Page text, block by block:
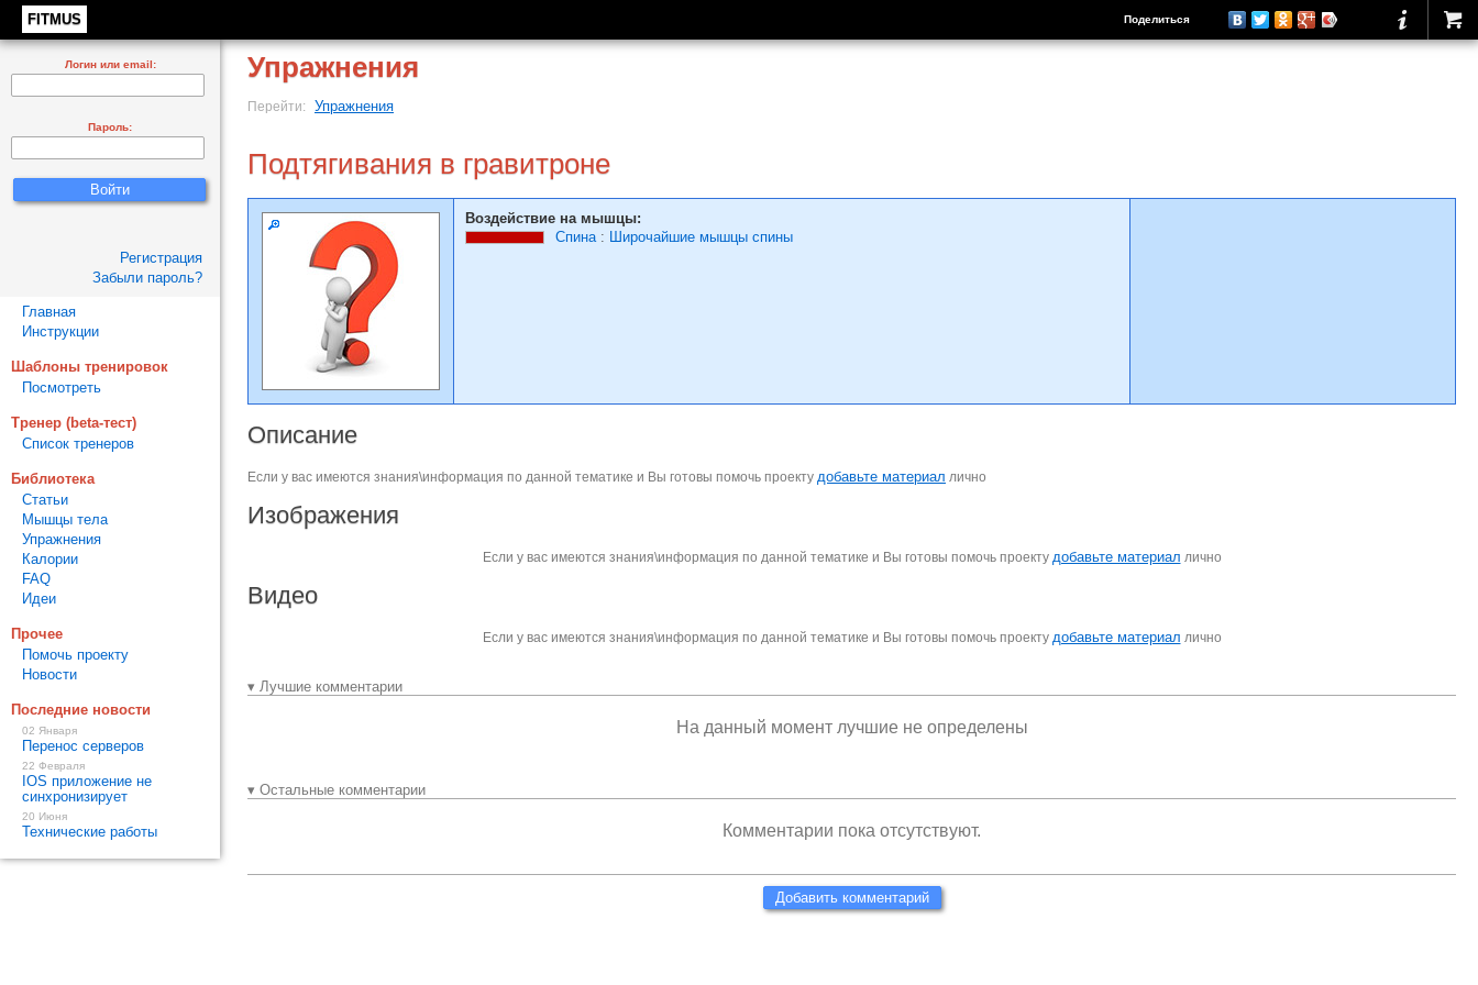
FITMUS Поделиться
Упражнения
Перейти: Упражнения
Подтягивания в гравитроне
Воздействие на мышцы:
Спина: Широчайшие мышцы спины
Описание
Если у вас имеются знания\информация по данной тематике и Вы готовы помочь проекту добавьте материал лично
Изображения
Если у вас имеются знания\информация по данной тематике и Вы готовы помочь проекту добавьте материал лично
Видео
Если у вас имеются знания\информация по данной тематике и Вы готовы помочь проекту добавьте материал лично
▾ Лучшие комментарии
На данный момент лучшие не определены
▾ Остальные комментарии
Комментарии пока отсутствуют.
Добавить комментарий
Логин или email:
Пароль:
Регистрация
Забыли пароль?
Главная
Инструкции
Шаблоны тренировок
Посмотреть
Тренер (beta-тест)
Список тренеров
Библиотека
Статьи
Мышцы тела
Упражнения
Калории
FAQ
Идеи
Прочее
Помочь проекту
Новости
Последние новости
02 Января
Перенос серверов
22 Февраля
IOS приложение не
синхронизирует
20 Июня
Технические работы